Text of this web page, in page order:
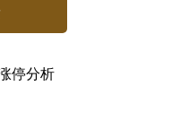
停分析